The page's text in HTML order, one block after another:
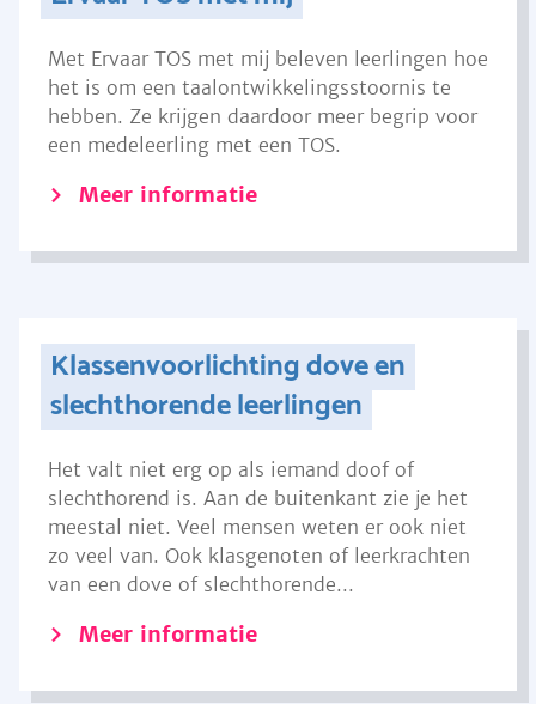
Met Ervaar TOS met mij beleven leerlingen hoe
het is om een taalontwikkelingsstoornis te
hebben. Ze krijgen daardoor meer begrip voor
een medeleerling met een TOS.
Meer informatie
Klassenvoorlichting dove en
slechthorende leerlingen
Het valt niet erg op als iemand doof of
slechthorend is. Aan de buitenkant zie je het
meestal niet. Veel mensen weten er ook niet
zo veel van. Ook klasgenoten of leerkrachten
van een dove of slechthorende...
Meer informatie